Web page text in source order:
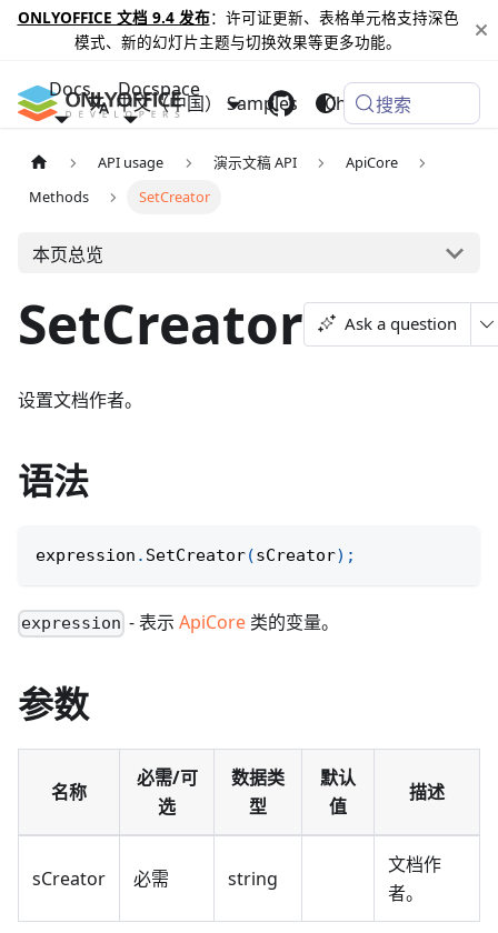
ONLYOFFICE 文档 9.4 发布：许可证更新、表格单元格支持深色
模式、新的幻灯片主题与切换效果等更多功能。
Docs Docspace
Samples Changelog
中文（中国） 搜索
API usage 演示文稿 API
ApiCore
Methods
SetCreator
本页总览
SetCreator Ask a question
设置文档作者。
语法
expression . SetCreator(sCreator) ;
expression - 表示ApiCore 类的变量。
参数
名称
必需/可
选
数据类
型
默认
值
描述
sCreator 必需 string
文档作
者。